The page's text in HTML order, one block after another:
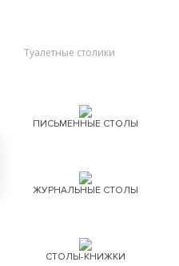
Туалетные столики
ПИСЬМЕННЫЕ СТОЛЫ
ЖУРНАЛЬНЫЕ СТОЛЫ
СТОЛЫ-КНИЖКИ